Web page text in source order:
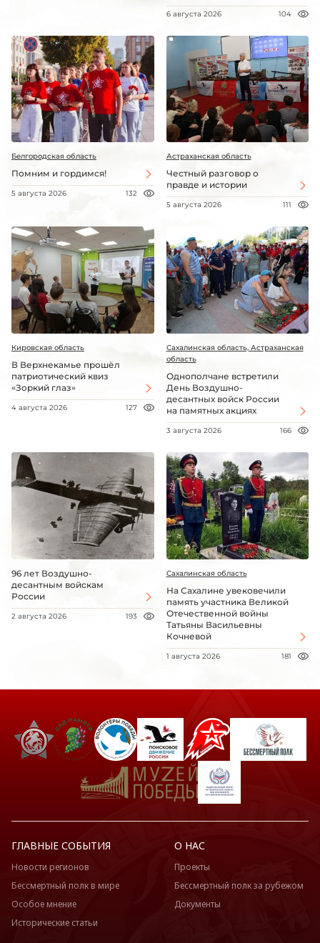
6 августа 2026 104
Белгородская область
Помним и гордимся!
5 августа 2026 132
Астраханская область
Честный разговор о
правде и истории
5 августа 2026 111
Кировская область
В Верхнекамье прошёл
патриотический квиз
«Зоркий глаз»
4 августа 2026 127
Сахалинская область, Астраханская
область
Однополчане встретили
День Воздушно-
десантных войск России
на памятных акциях
3 августа 2026 166
96 лет Воздушно-
десантным войскам
России
2 августа 2026 193
Сахалинская область
На Сахалине увековечили
память участника Великой
Отечественной войны
Татьяны Васильевны
Кочневой
1 августа 2026 181
ГЛАВНЫЕ СОБЫТИЯ
Новости регионов
Бессмертный полк в мире
Особое мнение
Исторические статьи
О НАС
Проекты
Бессмертный полк за рубежом
Документы